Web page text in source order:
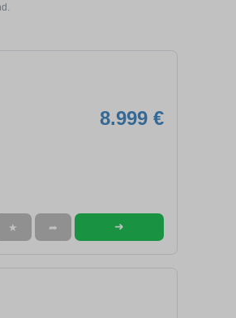
8.999 €
★ ➦ ➜